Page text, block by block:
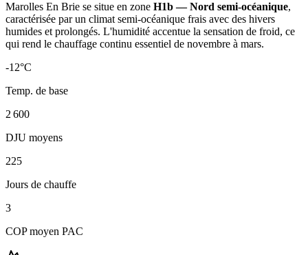
Marolles En Brie se situe en zone H1b — Nord semi-océanique,
caractérisée par un climat semi-océanique frais avec des hivers
humides et prolongés. L'humidité accentue la sensation de froid, ce
qui rend le chauffage continu essentiel de novembre à mars.
-12°C
Temp. de base
2 600
DJU moyens
225
Jours de chauffe
3
COP moyen PAC